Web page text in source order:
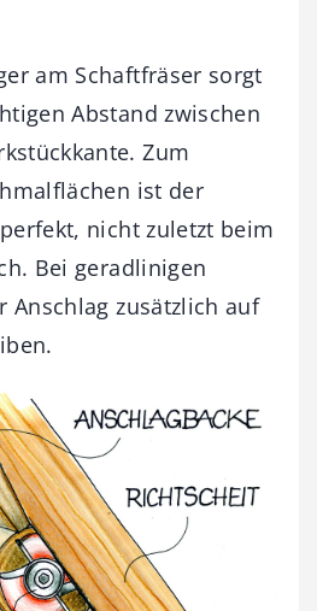
am Schaftfräser sorgt
Abstand zwischen
Zum
ist der
nicht zuletzt beim
Bei geradlinigen
Anschlag zusätzlich auf